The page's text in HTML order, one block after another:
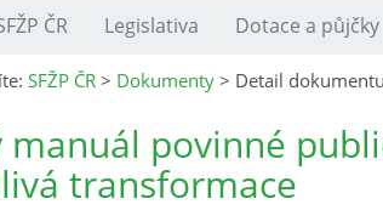
ČR Legislativa Dotace a půjčky
SFŽP ČR > Dokumenty > Detail dokumentu
manuál povinné
transformace